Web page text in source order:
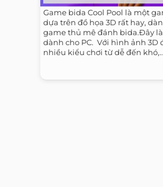
Game bida Cool Pool là một
dựa trên đồ họa 3D rất hay,
game thủ mê đánh bida.Đây
dành cho PC. ​ Với hình ảnh 3D
nhiều kiểu chơi từ dễ đến